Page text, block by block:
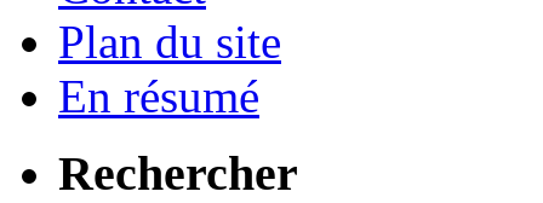
Plan du site
En résumé
Rechercher